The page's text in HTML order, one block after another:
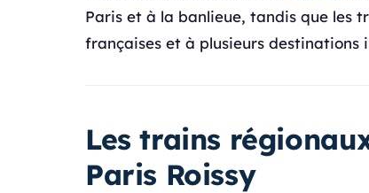
Paris et à la banlieue, tandis que les
françaises et à plusieurs destinations
Les trains
Paris Roissy